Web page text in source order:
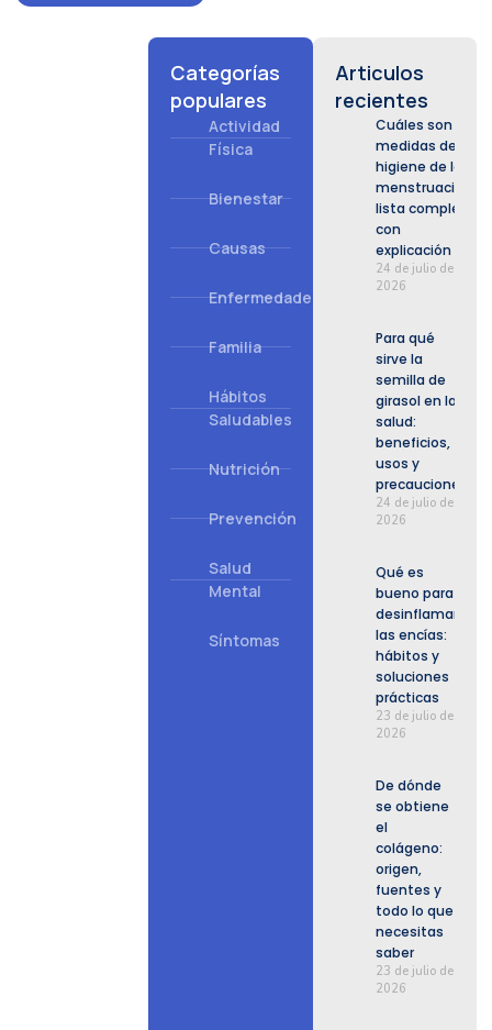
Categorías
populares
Actividad
Física
Bienestar
Causas
Enfermedades
Familia
Hábitos
Saludables
Nutrición
Prevención
Salud
Mental
Síntomas
Articulos
recientes
Cuáles son las
medidas de
higiene de la
menstruación:
lista completa
con
explicación
24 de julio de
2026
Para qué
sirve la
semilla de
girasol en la
salud:
beneficios,
usos y
precauciones
24 de julio de
2026
Qué es
bueno para
desinflamar
las encías:
hábitos y
soluciones
prácticas
23 de julio de
2026
De dónde
se obtiene
el
colágeno:
origen,
fuentes y
todo lo que
necesitas
saber
23 de julio de
2026